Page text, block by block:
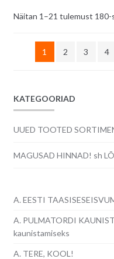
Näitan 1–21 tulemust 180-
1
2 3 4
KATEGOORIAD
UUED TOOTED
MAGUSAD HINNAD! sh
A. EESTI
A. PULMATORDI
kaunistamiseks
A. TERE, KOOL!